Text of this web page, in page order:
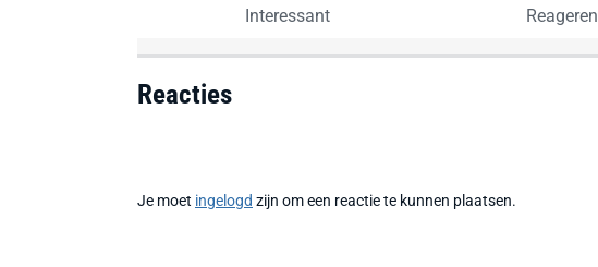
Interessant Reageren
Reacties
Je moet ingelogd zijn om een reactie te kunnen plaatsen.